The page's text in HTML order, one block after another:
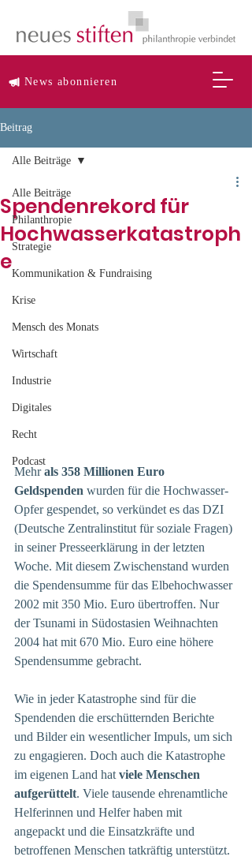
News abonnieren
Beitrag
Alle Beiträge
Philanthropie
Strategie
Kommunikation & Fundraising
Krise
Mensch des Monats
Wirtschaft
Industrie
Digitales
Recht
Podcast
Alle Beiträge
Spendenrekord für
Hochwasserkatastroph
e
Mehr als 358 Millionen Euro
Geldspenden wurden für die Hochwasser-
Opfer gespendet, so verkündet es das DZI
(Deutsche Zentralinstitut für soziale Fragen)
in seiner Presseerklärung in der letzten
Woche. Mit diesem Zwischenstand wurden
die Spendensumme für das Elbehochwasser
2002 mit 350 Mio. Euro übertroffen. Nur
der Tsunami in Südostasien Weihnachten
2004 hat mit 670 Mio. Euro eine höhere
Spendensumme gebracht.
Wie in jeder Katastrophe sind für die
Spendenden die erschütternden Berichte
und Bilder ein wesentlicher Impuls, um sich
zu engagieren. Doch auch die Katastrophe
im eigenen Land hat viele Menschen
aufgerüttelt. Viele tausende ehrenamtliche
Helferinnen und Helfer haben mit
angepackt und die Einsatzkräfte und
betroffenen Menschen tatkräftig unterstützt.